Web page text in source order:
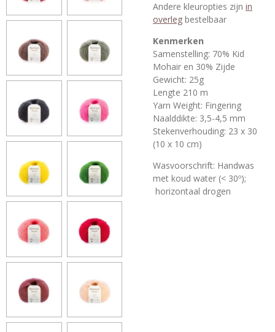
Andere kleuropties zijn in
overleg bestelbaar
Kenmerken
Samenstelling: 70% Kid
Mohair en 30% Zijde
Gewicht: 25g
Lengte 210 m
Yarn Weight: Fingering
Naalddikte: 3,5-4,5 mm
Stekenverhouding: 23 x 30
(10 x 10 cm)
Wasvoorschrift: Handwas
met koud water (< 30º);
horizontaal drogen